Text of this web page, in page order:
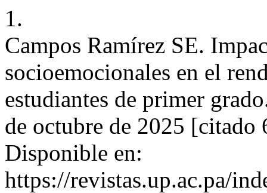
1.
Campos Ramírez SE.
socioemocionales en el
estudiantes de primer
de octubre de 2025 [citado
Disponible en:
https://revistas.up.ac.pa/